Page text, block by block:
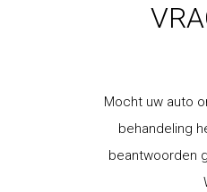
Mocht uw auto
behandeling
beantwoorden